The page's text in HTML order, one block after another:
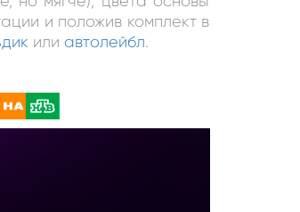
и положив комплект в
или автолейбл.